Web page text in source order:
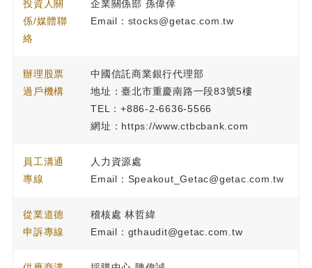
投資人關
係/媒體聯
絡
企業關係部 孫偉倖
Email：stocks@getac.com.tw
辦理股票
過戶機構
中國信託商業銀行代理部
地址：臺北市重慶南路一段83號5樓
TEL：+886-2-6636-5566
網址： https://www.ctbcbank.com
員工溝通
專線
人力資源處
Email：Speakout_Getac@getac.com.tw
從業道德
申訴專線
稽核處 林哲緯
Email：gthaudit@getac.com.tw